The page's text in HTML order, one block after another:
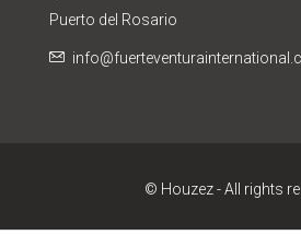
Puerto del Rosario
© Houzez - All rights